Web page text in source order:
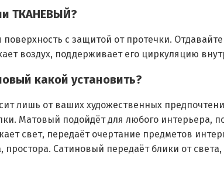
ТКАНЕВЫЙ?
с защитой от протечки.
воздух, поддерживает его циркуляцию
какой установить?
лишь от ваших художественных
Матовый подойдёт для любого интерьера,
свет, передаёт очертание предметов
Сатиновый передаёт блики от